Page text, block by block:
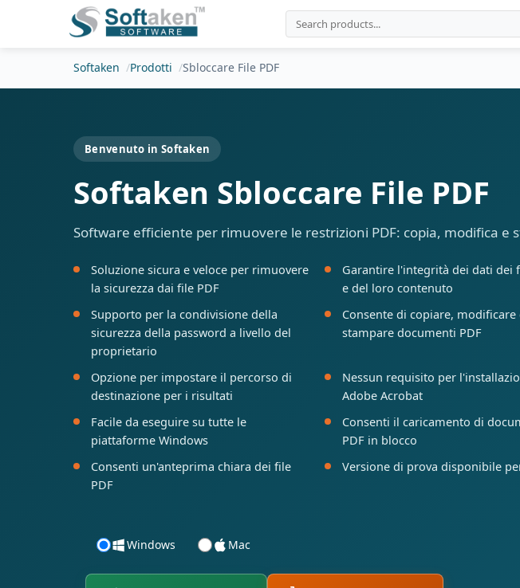
Softaken Prodotti Sbloccare File PDF
Benvenuto in Softaken
Softaken Sbloccare File PDF
Software efficiente per rimuovere le restrizioni PDF: copia, modifica e
Soluzione sicura e veloce per rimuovere
la sicurezza dai file PDF
Garantire l'integrità dei dati dei
e del loro contenuto
Supporto per la condivisione della
sicurezza della password a livello del
proprietario
Consente di copiare, modificare
stampare documenti PDF
Opzione per impostare il percorso di
destinazione per i risultati
Nessun requisito per
Adobe Acrobat
Facile da eseguire su tutte le
piattaforme Windows
Consenti il ​​caricamento di
PDF in blocco
Consenti un'anteprima chiara dei file
PDF
Versione di prova disponibile
Windows Mac